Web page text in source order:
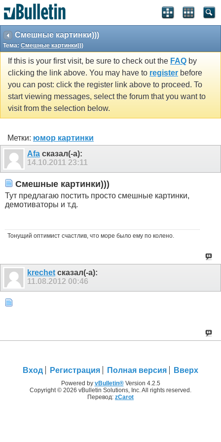
Смешные картинки)))
Тема: Смешные картинки)))
If this is your first visit, be sure to check out the FAQ by
clicking the link above. You may have to register before
you can post: click the register link above to proceed. To
start viewing messages, select the forum that you want to
visit from the selection below.
Метки: юмор картинки
Afa сказал(-а):
14.10.2011 23:11
Смешные картинки)))
Тут предлагаю постить просто смешные картинки,
демотиваторы и т.д.
Тонущий оптимист счастлив, что море было ему по колено.
krechet сказал(-а):
11.08.2012 00:46
Вход Регистрация Полная версия Вверх
Powered by vBulletin®Version 4.2.5
Copyright © 2026 vBulletin Solutions, Inc. All rights reserved.
Перевод: zCarot